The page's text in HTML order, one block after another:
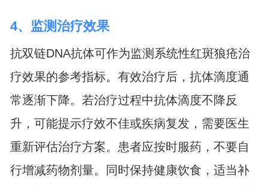
4、监测治疗效果
抗双链DNA抗体可作为监测系统性红斑狼疮治
疗效果的参考指标。有效治疗后，抗体滴度通
常逐渐下降。若治疗过程中抗体滴度不降反
升，可能提示疗效不佳或疾病复发，需要医生
重新评估治疗方案。患者应按时服药，不要自
行增减药物剂量。同时保持健康饮食，适当补